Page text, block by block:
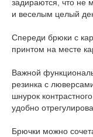
задираются, что не
и веселым целый
Спереди брюки с
принтом на месте
Важной
резинка с
шнурок
удобно
Брючки можно